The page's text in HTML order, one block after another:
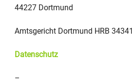
44227 Dortmund
Amtsgericht Dortmund HRB 34341
Datenschutz
–